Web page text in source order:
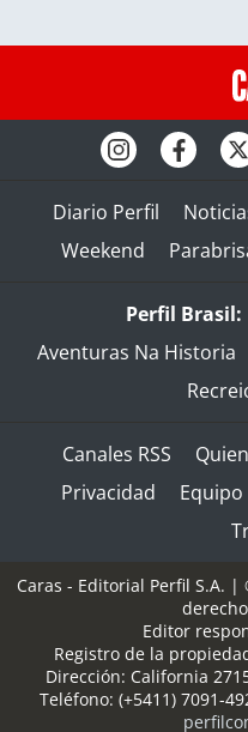
Diario Perfil
Weekend
Perfil Brasil:
Aventuras Na Historia
Canales RSS
Privacidad
Equipo
Caras - Editorial Perfil S.A. |
Editor
Registro de la
Dirección: California
Teléfono: (+5411) 7091-